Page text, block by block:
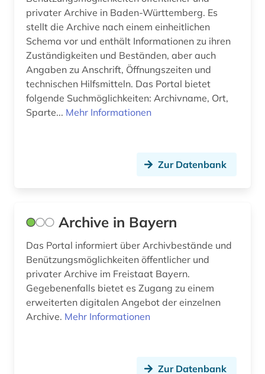
fid anglo-american culture (1)
fid buch-, bibliotheks- und
informationswissenschaft (1)
wissen­schaft (2)
finnland (2)
flugschrift (2)
formalerschließung (1)
formalkatalogisierung (2)
privater Archive in Baden-Württemberg. Es
stellt die Archive nach einem einheitlichen
Schema vor und enthält Informationen zu ihren
Zuständigkeiten und Beständen, aber auch
Angaben zu Anschrift, Öffnungszeiten und
technischen Hilfsmitteln. Das Portal bietet
folgende Suchmöglichkeiten: Archivname, Ort,
Sparte... Mehr Informationen
Zur Datenbank
Archive in Bayern
Das Portal informiert über Archivbestände und
Benützungsmöglichkeiten öffentlicher und
privater Archive im Freistaat Bayern.
Gegebenenfalls bietet es Zugang zu einem
erweiterten digitalen Angebot der einzelnen
Archive. Mehr Informationen
Zur Datenbank